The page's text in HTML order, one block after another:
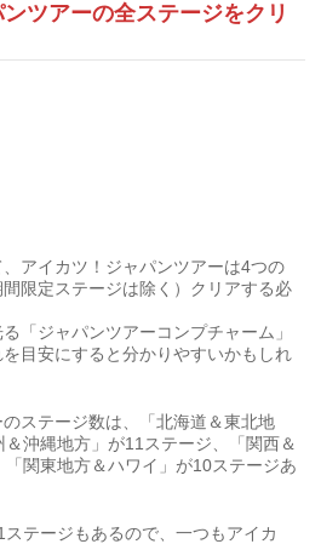
ツアーの全ステージをクリ
アイカツ！ジャパンツアーは4つの
限定ステージは除く）クリアする必
「ジャパンツアーコンプチャーム」
目安にすると分かりやすいかもしれ
ステージ数は、「北海道＆東北地
沖縄地方」が11ステージ、「関西＆
関東地方＆ハワイ」が10ステージあ
テージもあるので、一つもアイカ